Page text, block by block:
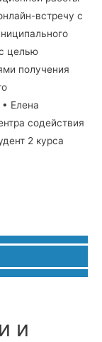
встречу с
целью
получения
Елена
содействия
2 курса
и